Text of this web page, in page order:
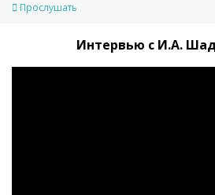
Прослушать
Интервью с И.А.